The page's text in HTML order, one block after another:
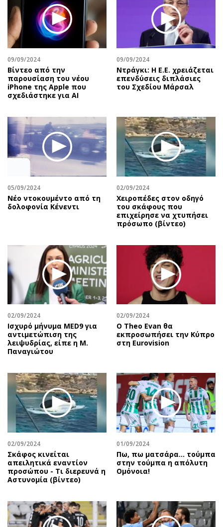
Χειρόγραφα
Επιστολές
09/09/2024
Bίντεο από την
παρουσίαση του νέου
iPhone της Apple που
σχεδιάστηκε για AI
09/09/2024
Ντράγκι: Η Ε.Ε. χρειάζεται
επενδύσεις διπλάσιες
του Σχεδίου Μάρσαλ
05/09/2024
Nέο ντοκουμέντο από τη
δολοφονία Κένεντι
02/09/2024
Χειροπέδες στον οδηγό
του σκάφους που
επιχείρησε να χτυπήσει
πρόσωπο (βίντεο)
02/09/2024
Ισχυρό μήνυμα MED9 για
αντιμετώπιση της
λειψυδρίας, είπε η Μ.
Παναγιώτου
02/09/2024
Ο Theo Evan θα
εκπροσωπήσει την Κύπρο
στη Eurovision
02/09/2024
Σκάφος κινείται
απειλητικά εναντίον
προσώπου - Τι διερευνά η
Αστυνομία (βίντεο)
01/09/2024
Πω, πω ματσάρα... τούμπα
στην τούμπα η απόλυτη
Ομόνοια!